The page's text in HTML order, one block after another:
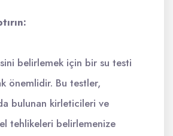
belirlemek için bir su testi
önemlidir. Bu testler,
bulunan kirleticileri ve
tehlikeleri belirlemenize